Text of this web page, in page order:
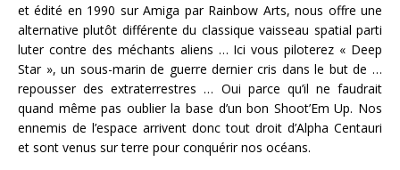
et édité en 1990 sur Amiga par Rainbow Arts, nous offre une
alternative plutôt différente du classique vaisseau spatial parti
luter contre des méchants aliens … Ici vous piloterez « Deep
Star », un sous-marin de guerre dernier cris dans le but de …
repousser des extraterrestres … Oui parce qu’il ne faudrait
quand même pas oublier la base d’un bon Shoot’Em Up. Nos
ennemis de l’espace arrivent donc tout droit d’Alpha Centauri
et sont venus sur terre pour conquérir nos océans.